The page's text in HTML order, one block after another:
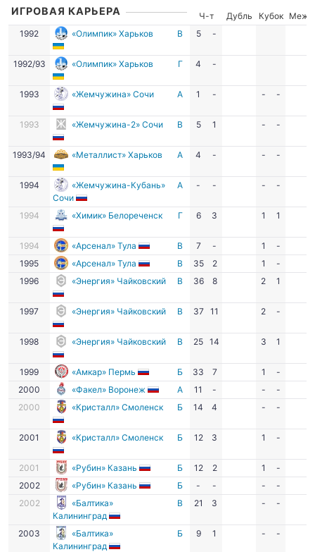
ИГРОВАЯ КАРЬЕРА Ч-т Дубль Кубок
Межд.
1992
«Олимпик» Харьков В 5 -
1992/93 «Олимпик» Харьков Г 4 -
1993 «Жемчужина» Сочи А 1 - - -
1993 «Жемчужина-2» Сочи В 5 1 - -
1993/94 «Металлист» Харьков А 4 - - -
1994
«Жемчужина-Кубань»
Сочи
А - - - -
1994 «Химик» Белореченск Г 6 3 1 1
1994 «Арсенал» Тула В 7 - 1
-
1995
«Арсенал» Тула В 35 2 1
-
1996
«Энергия» Чайковский В 36 8 2 1
1997 «Энергия» Чайковский В 37 11 2 -
1998 «Энергия» Чайковский В 25 14 3 1
1999 «Амкар» Пермь Б 33 7 1
-
2000
«Факел» Воронеж А 11 - -
-
2000
«Кристалл» Смоленск Б 14 4 - -
2001 «Кристалл» Смоленск Б 12 3 1 -
2001 «Рубин» Казань Б 12 2 1
-
2002
«Рубин» Казань Б - - -
-
2002
«Балтика»
Калининград
В 21 3 - -
2003
«Балтика»
Калининград
Б 9 1 - -